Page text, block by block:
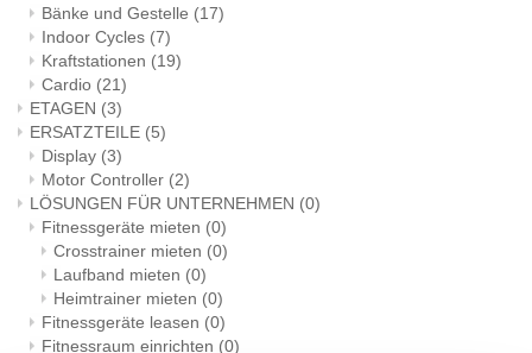
Bänke und Gestelle (17)
Indoor Cycles (7)
Kraftstationen (19)
Cardio (21)
ETAGEN (3)
ERSATZTEILE (5)
Display (3)
Motor Controller (2)
LÖSUNGEN FÜR UNTERNEHMEN (0)
Fitnessgeräte mieten (0)
Crosstrainer mieten (0)
Laufband mieten (0)
Heimtrainer mieten (0)
Fitnessgeräte leasen (0)
Fitnessraum einrichten (0)